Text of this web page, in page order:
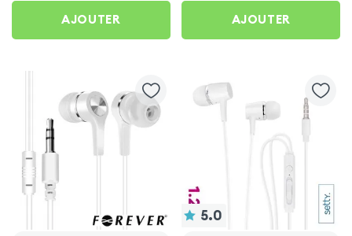
AJOUTER AJOUTER
5.0